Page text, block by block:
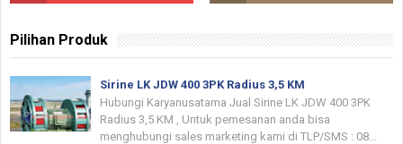
Pilihan Produk
Sirine LK JDW 400 3PK Radius 3,5 KM
Hubungi Karyanusatama Jual Sirine LK JDW 400 3PK
Radius 3,5 KM , Untuk pemesanan anda bisa
menghubungi sales marketing kami di TLP/SMS : 08...